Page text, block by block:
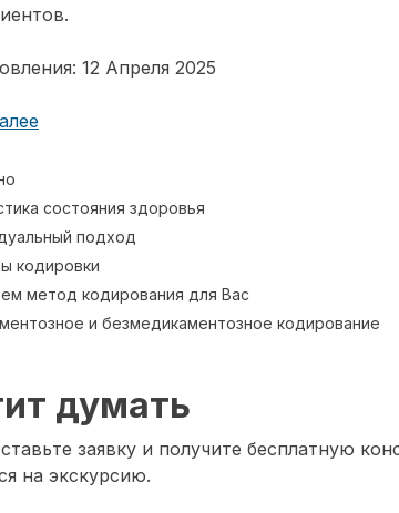
12 Апреля 2025
состояния здоровья
подход
кодировки
метод кодирования для Вас
и безмедикаментозное кодирование
думать
заявку и получите бесплатную
на экскурсию.